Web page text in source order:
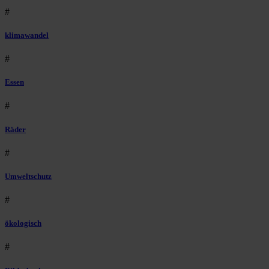
#
klimawandel
#
Essen
#
Räder
#
Umweltschutz
#
ökologisch
#